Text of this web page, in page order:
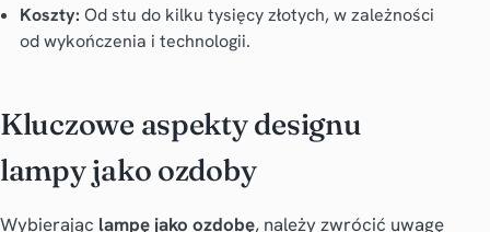
Koszty: Od stu do kilku tysięcy złotych, w zależności
od wykończenia i technologii.
Kluczowe aspekty designu
lampy jako ozdoby
Wybierając lampę jako ozdobę, należy zwrócić uwagę